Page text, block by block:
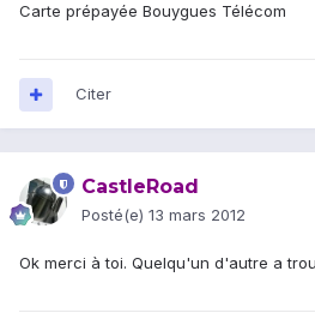
Carte prépayée Bouygues Télécom
Citer
CastleRoad
Posté(e) 13 mars 2012
Ok merci à toi. Quelqu'un d'autre a